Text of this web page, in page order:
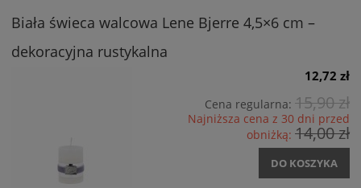
Biała świeca walcowa Lene Bjerre 4,5×6 cm –
dekoracyjna rustykalna
12,72 zł
Cena regularna: 15,90 zł
Najniższa cena z 30 dni przed
obniżką: 14,00 zł
DO KOSZYKA